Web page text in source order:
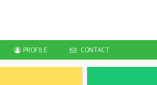
PROFILE CONTACT